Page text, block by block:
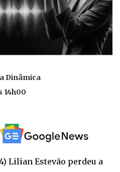
Dinâmica
14h00
Lilian Estevão perdeu a